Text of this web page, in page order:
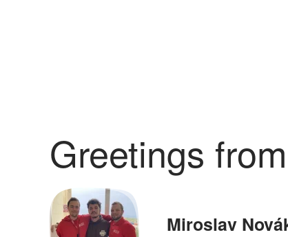
Greetings
Miroslav